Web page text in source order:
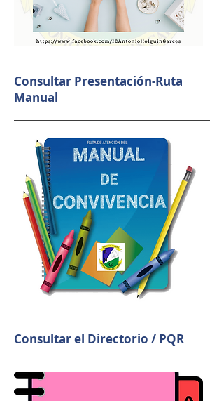
Consultar Presentación-Ruta
Manual
Consultar el Directorio / PQR